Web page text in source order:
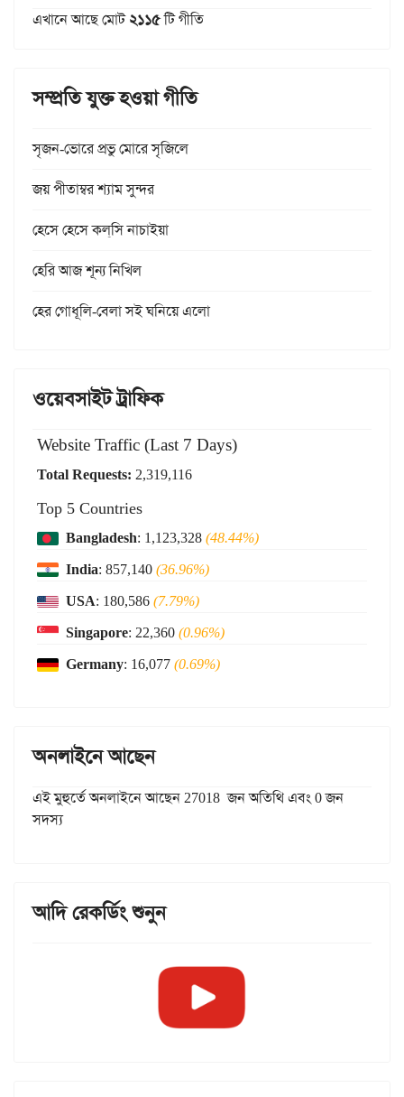
এখানে আছে মোট২১১৫টি গীতি
সম্প্রতি যুক্ত হওয়া গীতি
সৃজন-ভোরে প্রভু মোরে সৃজিলে
জয় পীতাম্বর শ্যাম সুন্দর
হেসে হেসে কল্‌সি নাচাইয়া
হেরি আজ শূন্য নিখিল
হের গোধূলি-বেলা সই ঘনিয়ে এলো
ওয়েবসাইট ট্রাফিক
Website Traffic (Last 7 Days)
Total Requests: 2,319,116
Top 5 Countries
Bangladesh: 1,123,328(48.44%)
India: 857,140(36.96%)
USA: 180,586(7.79%)
Singapore: 22,360(0.96%)
Germany: 16,077(0.69%)
অনলাইনে আছেন
এই মুহুর্তে অনলাইনে আছেন 27018 জন অতিথি এবং 0 জন
সদস্য
আদি রেকর্ডিং শুনুন